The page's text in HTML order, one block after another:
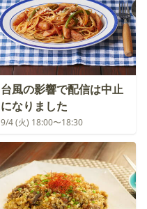
台風の影響で配信は中止
になりました
9/4 (火) 18:00〜18:30